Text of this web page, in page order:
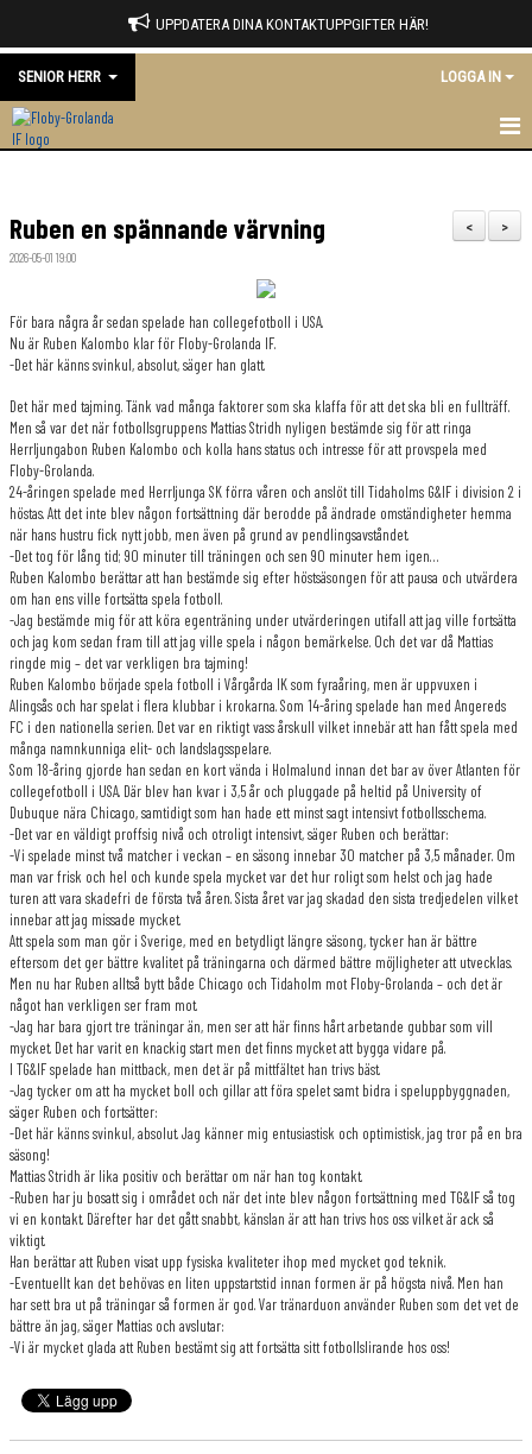
UPPDATERA DINA KONTAKTUPPGIFTER HÄR!
SENIOR HERR LOGGA IN
NYHETER
MATCHER
BILDGALLERI
DOKUMENT
KONTAKT
>
<
Ruben en spännande värvning
2026-05-01 19:00
För bara några år sedan spelade han collegefotboll i USA.
Nu är Ruben Kalombo klar för Floby-Grolanda IF.
-Det här känns svinkul, absolut, säger han glatt.
Det här med tajming. Tänk vad många faktorer som ska klaffa för att det ska bli en fullträff.
Men så var det när fotbollsgruppens Mattias Stridh nyligen bestämde sig för att ringa
Herrljungabon Ruben Kalombo och kolla hans status och intresse för att provspela med
Floby-Grolanda.
24-åringen spelade med Herrljunga SK förra våren och anslöt till Tidaholms G&IF i division 2 i
höstas. Att det inte blev någon fortsättning där berodde på ändrade omständigheter hemma
när hans hustru fick nytt jobb, men även på grund av pendlingsavståndet.
-Det tog för lång tid; 90 minuter till träningen och sen 90 minuter hem igen…
Ruben Kalombo berättar att han bestämde sig efter höstsäsongen för att pausa och utvärdera
om han ens ville fortsätta spela fotboll.
-Jag bestämde mig för att köra egenträning under utvärderingen utifall att jag ville fortsätta
och jag kom sedan fram till att jag ville spela i någon bemärkelse. Och det var då Mattias
ringde mig – det var verkligen bra tajming!
Ruben Kalombo började spela fotboll i Vårgårda IK som fyraåring, men är uppvuxen i
Alingsås och har spelat i flera klubbar i krokarna. Som 14-åring spelade han med Angereds
FC i den nationella serien. Det var en riktigt vass årskull vilket innebär att han fått spela med
många namnkunniga elit- och landslagsspelare.
Som 18-åring gjorde han sedan en kort vända i Holmalund innan det bar av över Atlanten för
collegefotboll i USA. Där blev han kvar i 3,5 år och pluggade på heltid på University of
Dubuque nära Chicago, samtidigt som han hade ett minst sagt intensivt fotbollsschema.
-Det var en väldigt proffsig nivå och otroligt intensivt, säger Ruben och berättar:
-Vi spelade minst två matcher i veckan – en säsong innebar 30 matcher på 3,5 månader. Om
man var frisk och hel och kunde spela mycket var det hur roligt som helst och jag hade
turen att vara skadefri de första två åren. Sista året var jag skadad den sista tredjedelen vilket
innebar att jag missade mycket.
Att spela som man gör i Sverige, med en betydligt längre säsong, tycker han är bättre
eftersom det ger bättre kvalitet på träningarna och därmed bättre möjligheter att utvecklas.
Men nu har Ruben alltså bytt både Chicago och Tidaholm mot Floby-Grolanda – och det är
något han verkligen ser fram mot.
-Jag har bara gjort tre träningar än, men ser att här finns hårt arbetande gubbar som vill
mycket. Det har varit en knackig start men det finns mycket att bygga vidare på.
I TG&IF spelade han mittback, men det är på mittfältet han trivs bäst.
-Jag tycker om att ha mycket boll och gillar att föra spelet samt bidra i speluppbyggnaden,
säger Ruben och fortsätter:
-Det här känns svinkul, absolut. Jag känner mig entusiastisk och optimistisk, jag tror på en bra
säsong!
Mattias Stridh är lika positiv och berättar om när han tog kontakt.
-Ruben har ju bosatt sig i området och när det inte blev någon fortsättning med TG&IF så tog
vi en kontakt. Därefter har det gått snabbt, känslan är att han trivs hos oss vilket är ack så
viktigt.
Han berättar att Ruben visat upp fysiska kvaliteter ihop med mycket god teknik.
-Eventuellt kan det behövas en liten uppstartstid innan formen är på högsta nivå. Men han
har sett bra ut på träningar så formen är god. Var tränarduon använder Ruben som det vet de
bättre än jag, säger Mattias och avslutar:
-Vi är mycket glada att Ruben bestämt sig att fortsätta sitt fotbollslirande hos oss!